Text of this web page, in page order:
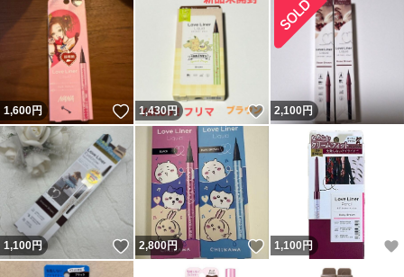
1,600円 いいね！
1,430円 いいね！
2,100円
1,100円 いいね！
2,800円 いいね！
1,100 円